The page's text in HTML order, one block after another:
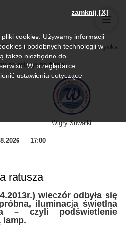
Biznes, rolnictwo Kultura i rozrywka
na relację na żywo
Wigry Suwałki
17:00
ratusza
wieczór odbyła się
iluminacja świetlna
– czyli podświetlenie
lamp.
zamknij [X]
cookies. Używamy informacji
i podobnych technologii w
także niezbędne do
W przeglądarce
ustawienia dotyczące